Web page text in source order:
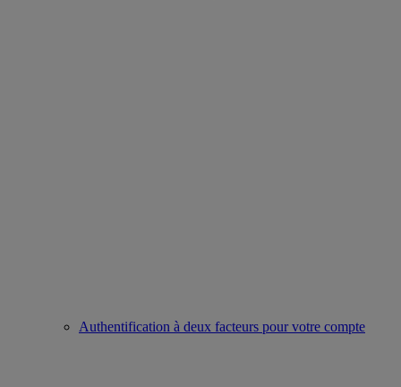
Authentification à deux facteurs pour votre compte